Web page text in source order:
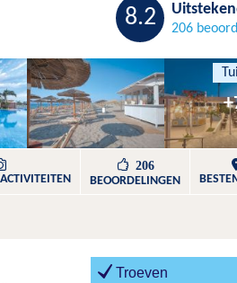
8.2 206
206
BEOORDELINGEN
Troeven